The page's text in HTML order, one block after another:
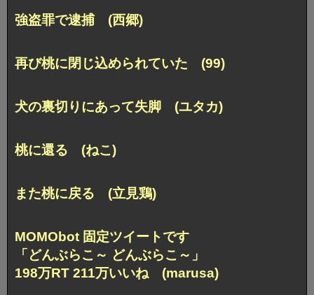
強盗罪で逮捕 (西郷)
再び桃に閉じ込められていた (99)
犬の裏切りにあって失脚 (ユタカ)
桃に還る (ねこ)
また桃に戻る (立見鶏)
MOMObot 固定ツイートです
「どんぶらこ～ どんぶらこ～」
198万RT 211万いいね (marusa)